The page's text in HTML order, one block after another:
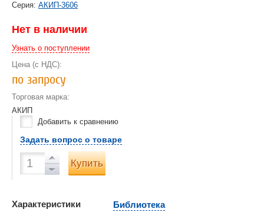
Cерия: АКИП-3606
Нет в наличии
Узнать о поступлении
Цена (с НДС):
по запросу
Торговая марка:
АКИП
Добавить к сравнению
Задать вопрос о товаре
Купить
Характеристики Библиотека